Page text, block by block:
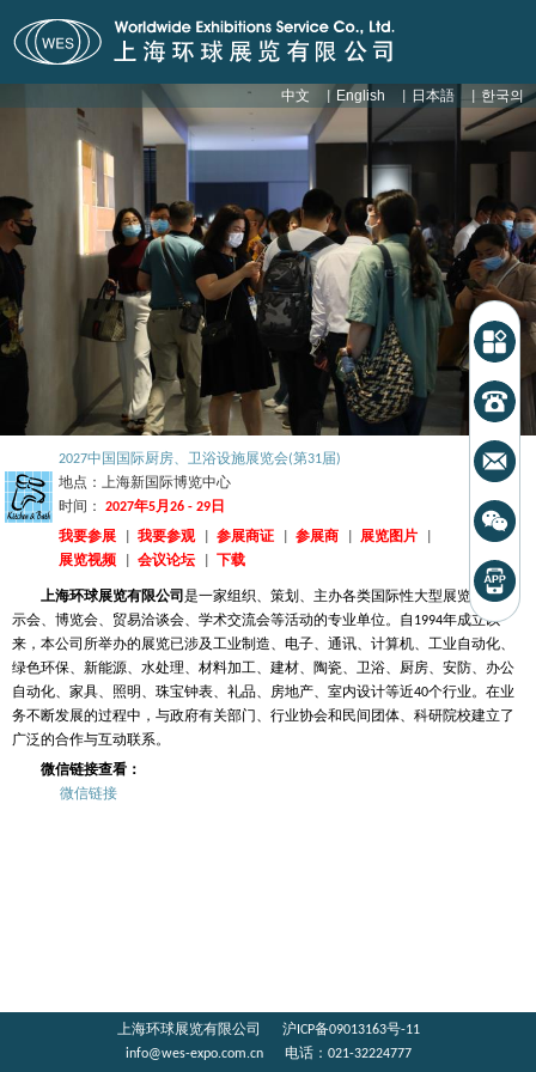
中文 English 日本語 한국의
2027中国国际厨房、卫浴设施展览会(第31届)
地点： 上海新国际博览中心
时间：
2027年5月26 - 29日
我要参展 我要参观 参展商证 参展商 展览图片
展览视频
会议论坛 下载
上海环球展览有限公司 是一家组织、策划、主办各类国际性大型展览会、展
示会、博览会、贸易洽谈会、学术交流会等活动的专业单位。自1994年成立以
来，本公司所举办的展览已涉及工业制造、电子、通讯、计算机、工业自动化、
绿色环保、新能源、水处理、材料加工、建材、陶瓷、卫浴、厨房、安防、办公
自动化、家具、照明、珠宝钟表、礼品、房地产、室内设计等近40个行业。在业
务不断发展的过程中，与政府有关部门、行业协会和民间团体、科研院校建立了
广泛的合作与互动联系。
微信链接查看：
微信链接
上海环球展览有限公司
沪ICP备09013163号-11
info@wes-expo.com.cn
电话： 021-32224777